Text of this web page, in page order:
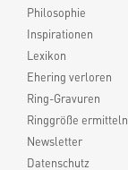
Philosophie
Inspirationen
Lexikon
Ehering verloren
Ring-Gravuren
Ringgröße ermitteln
Newsletter
Datenschutz